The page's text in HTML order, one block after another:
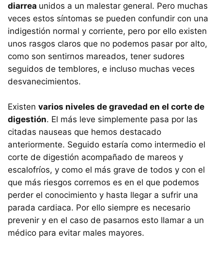
diarrea unidos a un malestar general. Pero muchas
veces estos síntomas se pueden confundir con una
indigestión normal y corriente, pero por ello existen
unos rasgos claros que no podemos pasar por alto,
como son sentirnos mareados, tener sudores
seguidos de temblores, e incluso muchas veces
desvanecimientos.
Existen varios niveles de gravedad en el corte de
digestión. El más leve simplemente pasa por las
citadas nauseas que hemos destacado
anteriormente. Seguido estaría como intermedio el
corte de digestión acompañado de mareos y
escalofríos, y como el más grave de todos y con el
que más riesgos corremos es en el que podemos
perder el conocimiento y hasta llegar a sufrir una
parada cardiaca. Por ello siempre es necesario
prevenir y en el caso de pasarnos esto llamar a un
médico para evitar males mayores.